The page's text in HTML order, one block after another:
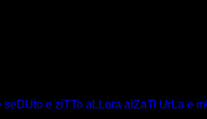
e ziTTo aLLora alZaTi UrLa e